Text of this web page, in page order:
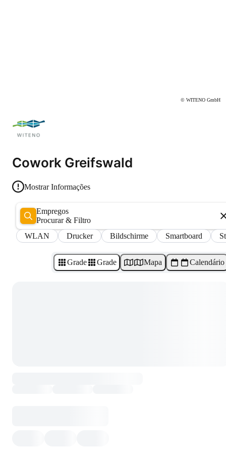
© WITENO GmbH
Cowork Greifswald
Mostrar Informações
Empregos
Procurar & Filtro
WLAN
Drucker Bildschirme Smartboard
Grade Grade Mapa Calendário